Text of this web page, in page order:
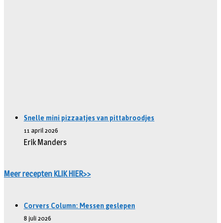
Snelle mini pizzaatjes van pittabroodjes
11 april 2026
Erik Manders
Meer recepten KLIK HIER>>
Corvers Column: Messen geslepen
8 juli 2026